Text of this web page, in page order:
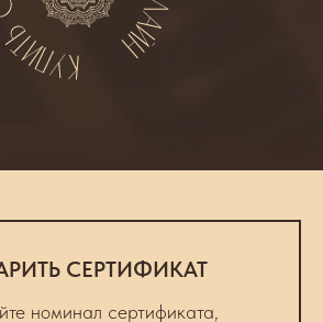
СЕРТИФИКАТ
номинал сертификата,